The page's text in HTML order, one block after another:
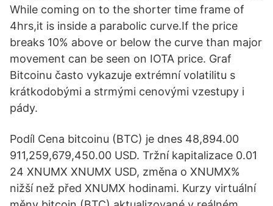
While coming on to the shorter time frame of
4hrs,it is inside a parabolic curve.If the price
breaks 10% above or below the curve than major
movement can be seen on IOTA price. Graf
Bitcoinu často vykazuje extrémní volatilitu s
krátkodobými a strmými cenovými vzestupy i
pády.
Podíl Cena bitcoinu (BTC) je dnes 48,894.00
911,259,679,450.00 USD. Tržní kapitalizace 0.01
24 XNUMX XNUMX USD, změna o XNUMX%
nižší než před XNUMX hodinami. Kurzy virtuální